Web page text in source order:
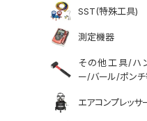
SST(特殊工具)
測定機器
その他工具/ハ
ー/バール/ポン
エアコンプレッサ